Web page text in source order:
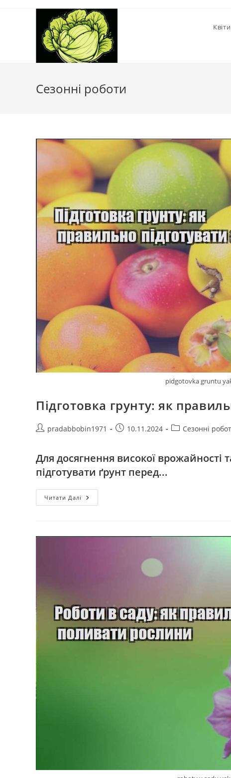
Квіти
Сезонні роботи
pidgotovka gruntu
Підготовка грунту: як
Авторpradabbobin1971
Запис10.11.2024
Категорія
Сезонні
Для досягнення високої
підготувати ґрунт перед...
Читати Далі Підготовка
Грунту: